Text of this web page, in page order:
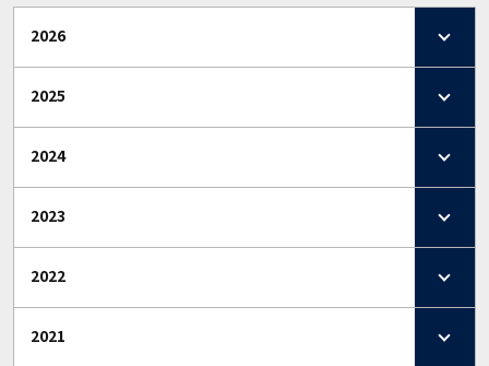
2026
2025
2024
2023
2022
2021